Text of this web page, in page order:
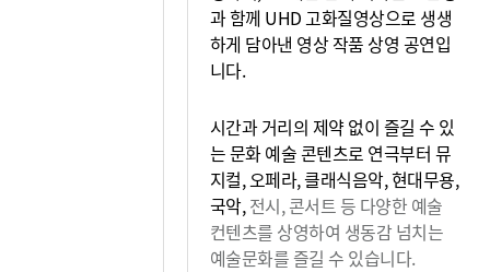
과 함께 UHD 고화질영상으로 생생
하게 담아낸 영상 작품 상영 공연입
니다.
시간과 거리의 제약 없이 즐길 수 있
는 문화 예술 콘텐츠로 연극부터 뮤
지컬, 오페라, 클래식음악, 현대무용,
국악,전시, 콘서트 등 다양한 예술
컨텐츠를 상영하여 생동감 넘치는
예술문화를 즐길 수 있습니다.